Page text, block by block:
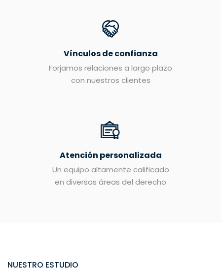
Vínculos de confianza
Forjamos relaciones a largo plazo
con nuestros clientes
Atención personalizada
Un equipo altamente calificado
en diversas áreas del derecho
NUESTRO ESTUDIO